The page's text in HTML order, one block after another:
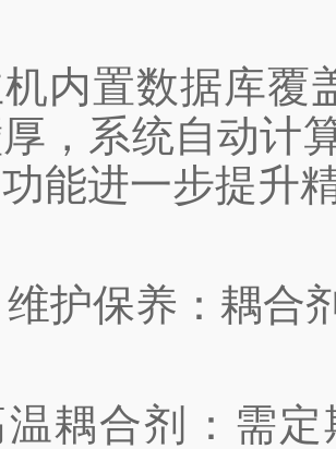
置数据库覆盖
，系统自动计
能进一步提升
保养：耦合剂
合剂：需定